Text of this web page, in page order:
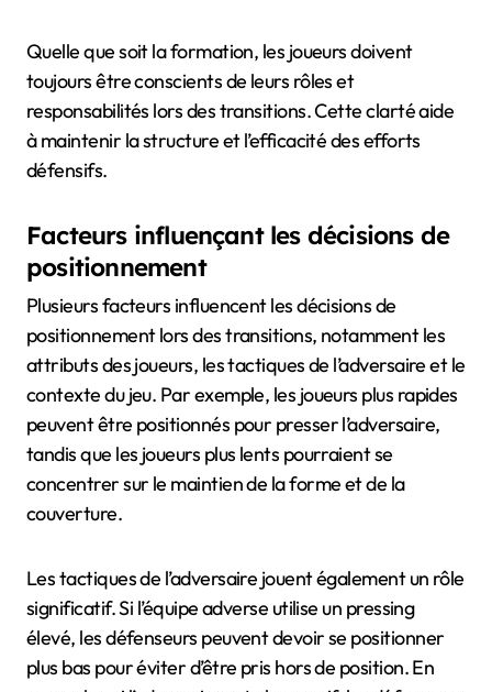
Quelle que soit la formation, les joueurs doivent
toujours être conscients de leurs rôles et
responsabilités lors des transitions. Cette clarté aide
à maintenir la structure et l’efficacité des efforts
défensifs.
Facteurs influençant les décisions de
positionnement
Plusieurs facteurs influencent les décisions de
positionnement lors des transitions, notamment les
attributs des joueurs, les tactiques de l’adversaire et le
contexte du jeu. Par exemple, les joueurs plus rapides
peuvent être positionnés pour presser l’adversaire,
tandis que les joueurs plus lents pourraient se
concentrer sur le maintien de la forme et de la
couverture.
Les tactiques de l’adversaire jouent également un rôle
significatif. Si l’équipe adverse utilise un pressing
élevé, les défenseurs peuvent devoir se positionner
plus bas pour éviter d’être pris hors de position. En